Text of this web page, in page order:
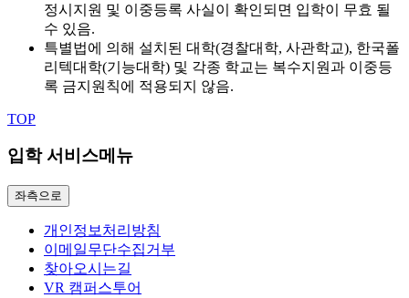
정시지원 및 이중등록 사실이 확인되면 입학이 무효 될
수 있음.
특별법에 의해 설치된 대학(경찰대학, 사관학교), 한국폴
리텍대학(기능대학) 및 각종 학교는 복수지원과 이중등
록 금지원칙에 적용되지 않음.
TOP
입학 서비스메뉴
좌측으로
개인정보처리방침
이메일무단수집거부
찾아오시는길
VR 캠퍼스투어